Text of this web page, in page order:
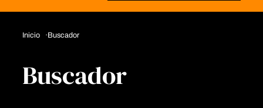
Inicio Buscador
Buscador